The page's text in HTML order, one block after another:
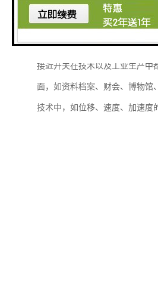
主要用途
接近开关在技术以及工业生产中
面，如资料档案、财会、博物馆
技术中，如位移、速度、加速度